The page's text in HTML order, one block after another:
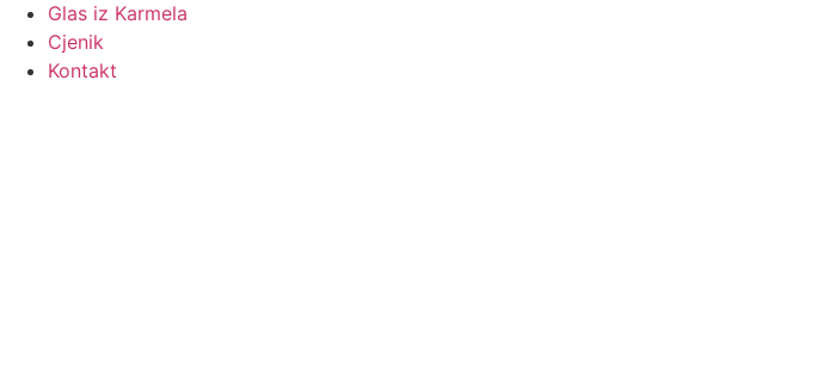
Glas iz Karmela
Cjenik
Kontakt